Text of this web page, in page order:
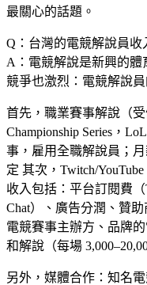
最關心的話題。
Q：台灣的電競解說員收
A：電競解說是新興的
競爭也激烈：電競解說員
首先， 職業賽事解說（受
Championship Series，
事，雇用全職解說員；月
定 其次， Twitch/
收入包括：平台訂閱費
Chat）、廣告分潤、贊助
電競賽事主辦方、品牌
和解說（每場
另外， 媒體合作 ：知名